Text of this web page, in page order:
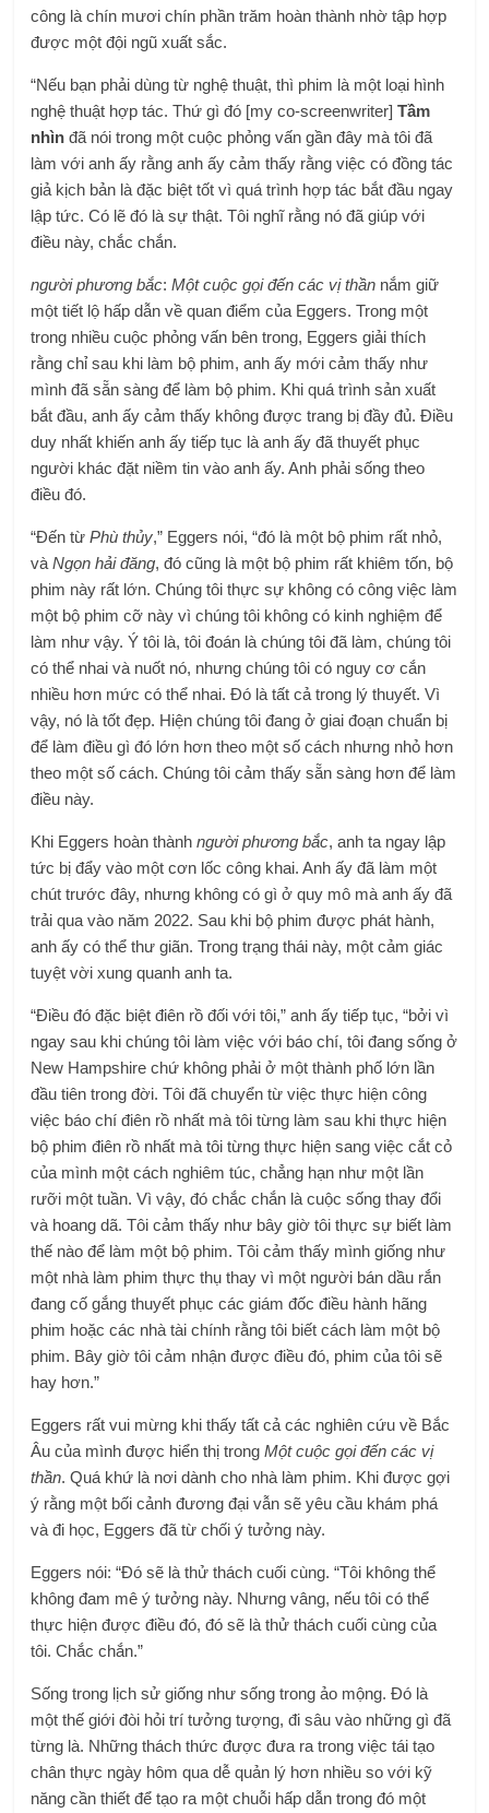
công là chín mươi chín phần trăm hoàn thành nhờ tập hợp
được một đội ngũ xuất sắc.
“Nếu bạn phải dùng từ nghệ thuật, thì phim là một loại hình
nghệ thuật hợp tác. Thứ gì đó [my co-screenwriter]Tầm
nhìn đã nói trong một cuộc phỏng vấn gần đây mà tôi đã
làm với anh ấy rằng anh ấy cảm thấy rằng việc có đồng tác
giả kịch bản là đặc biệt tốt vì quá trình hợp tác bắt đầu ngay
lập tức. Có lẽ đó là sự thật. Tôi nghĩ rằng nó đã giúp với
điều này, chắc chắn.
người phương bắc:Một cuộc gọi đến các vị thần nắm giữ
một tiết lộ hấp dẫn về quan điểm của Eggers. Trong một
trong nhiều cuộc phỏng vấn bên trong, Eggers giải thích
rằng chỉ sau khi làm bộ phim, anh ấy mới cảm thấy như
mình đã sẵn sàng để làm bộ phim. Khi quá trình sản xuất
bắt đầu, anh ấy cảm thấy không được trang bị đầy đủ. Điều
duy nhất khiến anh ấy tiếp tục là anh ấy đã thuyết phục
người khác đặt niềm tin vào anh ấy. Anh phải sống theo
điều đó.
“Đến từPhù thủy,” Eggers nói, “đó là một bộ phim rất nhỏ,
vàNgọn hải đăng, đó cũng là một bộ phim rất khiêm tốn, bộ
phim này rất lớn. Chúng tôi thực sự không có công việc làm
một bộ phim cỡ này vì chúng tôi không có kinh nghiệm để
làm như vậy. Ý tôi là, tôi đoán là chúng tôi đã làm, chúng tôi
có thể nhai và nuốt nó, nhưng chúng tôi có nguy cơ cắn
nhiều hơn mức có thể nhai. Đó là tất cả trong lý thuyết. Vì
vậy, nó là tốt đẹp. Hiện chúng tôi đang ở giai đoạn chuẩn bị
để làm điều gì đó lớn hơn theo một số cách nhưng nhỏ hơn
theo một số cách. Chúng tôi cảm thấy sẵn sàng hơn để làm
điều này.
Khi Eggers hoàn thànhngười phương bắc, anh ta ngay lập
tức bị đẩy vào một cơn lốc công khai. Anh ấy đã làm một
chút trước đây, nhưng không có gì ở quy mô mà anh ấy đã
trải qua vào năm 2022. Sau khi bộ phim được phát hành,
anh ấy có thể thư giãn. Trong trạng thái này, một cảm giác
tuyệt vời xung quanh anh ta.
“Điều đó đặc biệt điên rồ đối với tôi,” anh ấy tiếp tục, “bởi vì
ngay sau khi chúng tôi làm việc với báo chí, tôi đang sống ở
New Hampshire chứ không phải ở một thành phố lớn lần
đầu tiên trong đời. Tôi đã chuyển từ việc thực hiện công
việc báo chí điên rồ nhất mà tôi từng làm sau khi thực hiện
bộ phim điên rồ nhất mà tôi từng thực hiện sang việc cắt cỏ
của mình một cách nghiêm túc, chẳng hạn như một lần
rưỡi một tuần. Vì vậy, đó chắc chắn là cuộc sống thay đổi
và hoang dã. Tôi cảm thấy như bây giờ tôi thực sự biết làm
thế nào để làm một bộ phim. Tôi cảm thấy mình giống như
một nhà làm phim thực thụ thay vì một người bán dầu rắn
đang cố gắng thuyết phục các giám đốc điều hành hãng
phim hoặc các nhà tài chính rằng tôi biết cách làm một bộ
phim. Bây giờ tôi cảm nhận được điều đó, phim của tôi sẽ
hay hơn.”
Eggers rất vui mừng khi thấy tất cả các nghiên cứu về Bắc
Âu của mình được hiển thị trongMột cuộc gọi đến các vị
thần. Quá khứ là nơi dành cho nhà làm phim. Khi được gợi
ý rằng một bối cảnh đương đại vẫn sẽ yêu cầu khám phá
và đi học, Eggers đã từ chối ý tưởng này.
Eggers nói: “Đó sẽ là thử thách cuối cùng. “Tôi không thể
không đam mê ý tưởng này. Nhưng vâng, nếu tôi có thể
thực hiện được điều đó, đó sẽ là thử thách cuối cùng của
tôi. Chắc chắn.”
Sống trong lịch sử giống như sống trong ảo mộng. Đó là
một thế giới đòi hỏi trí tưởng tượng, đi sâu vào những gì đã
từng là. Những thách thức được đưa ra trong việc tái tạo
chân thực ngày hôm qua dễ quản lý hơn nhiều so với kỹ
năng cần thiết để tạo ra một chuỗi hấp dẫn trong đó một